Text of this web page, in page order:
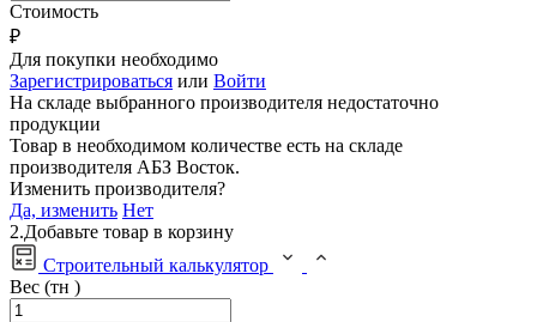
Стоимость
₽
Для покупки необходимо
Зарегистрироваться или Войти
На складе выбранного производителя недостаточно
продукции
Товар в необходимом количестве есть на складе
производителя АБЗ Восток.
Изменить производителя?
Да, изменить Нет
2.Добавьте товар в корзину
Строительный калькулятор
Вес (тн )